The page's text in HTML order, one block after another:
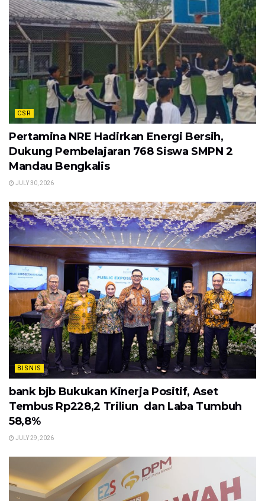
CSR
Pertamina NRE Hadirkan Energi Bersih,
Dukung Pembelajaran 768 Siswa SMPN 2
Mandau Bengkalis
JULY 30, 2026
BISNIS
bank bjb Bukukan Kinerja Positif, Aset
Tembus Rp228,2 Triliun dan Laba Tumbuh
58,8%
JULY 29, 2026